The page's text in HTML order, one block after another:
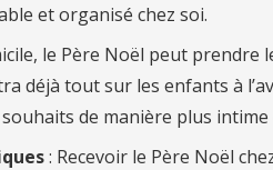
et organisé chez soi.
le Père Noël peut prendre
déjà tout sur les enfants à
de manière plus
: Recevoir le Père Noël